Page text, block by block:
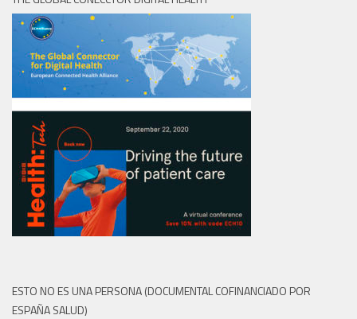
ESTO NO ES UNA PERSONA (DOCUMENTAL COFINANCIADO POR
ESPAÑA SALUD)